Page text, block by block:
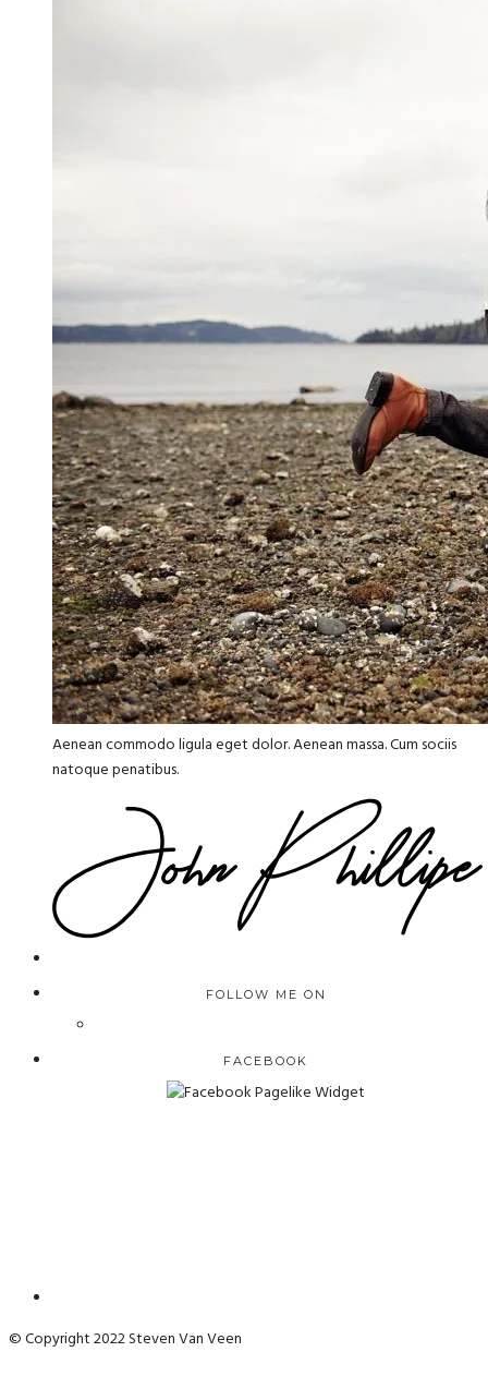
Aenean commodo ligula eget dolor. Aenean massa. Cum sociis
natoque penatibus.
FOLLOW ME ON
FACEBOOK
© Copyright 2022 Steven Van Veen